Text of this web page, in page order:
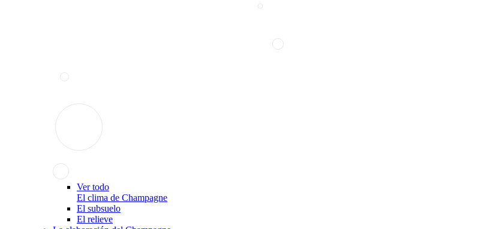
Ver todo
El clima de Champagne
El subsuelo
El relieve